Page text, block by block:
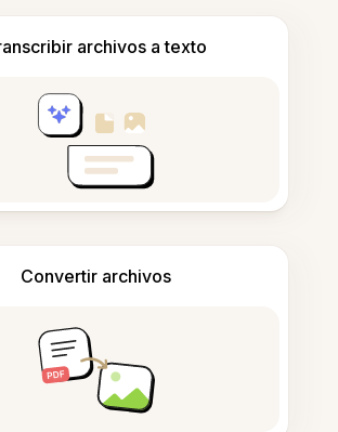
archivos a texto
Convertir archivos